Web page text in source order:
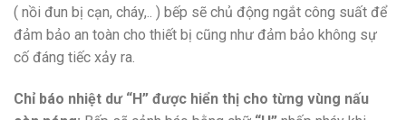
( nồi đun bị cạn, cháy,.. ) bếp sẽ chủ động ngắt công suất để
đảm bảo an toàn cho thiết bị cũng như đảm bảo không sự
cố đáng tiếc xảy ra.
Chỉ báo nhiệt dư “H” được hiển thị cho từng vùng nấu